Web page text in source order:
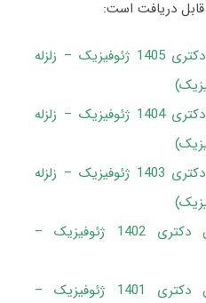
دریافت است:
دانلود سؤالات آزمون دکتری 1405 ژئوفیزیک – زلزله
دانلود سؤالات آزمون دکتری 1404 ژئوفیزیک – زلزله
دانلود سؤالات آزمون دکتری 1403 ژئوفیزیک – زلزله
دانلود سؤالات آزمون دکتری 1402 ژئوفیزیک –
دانلود سؤالات آزمون دکتری 1401 ژئوفیزیک –